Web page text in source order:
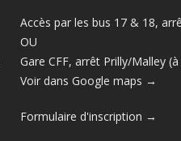
Accès par les bus 17 & 18,
OU
Gare CFF, arrêt Prilly/Malley
Voir dans Google maps →
Formulaire d'inscription →